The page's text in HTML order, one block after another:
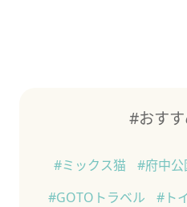
#おす
#ミックス猫 #府中公
#GOTOトラベル
#ト